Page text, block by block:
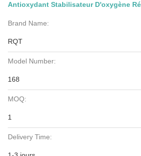
Antioxydant Stabilisateur D'oxygène
Brand Name:
RQT
Model Number:
168
MOQ:
1
Delivery Time: